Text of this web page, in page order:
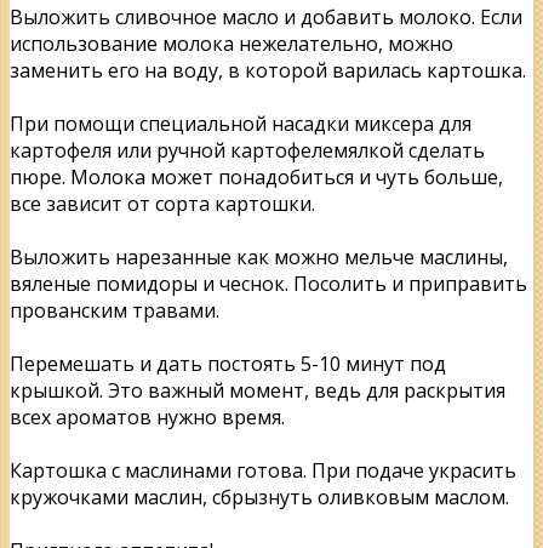
Выложить сливочное масло и добавить молоко. Если
использование молока нежелательно, можно
заменить его на воду, в которой варилась картошка.
При помощи специальной насадки миксера для
картофеля или ручной картофелемялкой сделать
пюре. Молока может понадобиться и чуть больше,
все зависит от сорта картошки.
Выложить нарезанные как можно мельче маслины,
вяленые помидоры и чеснок. Посолить и приправить
прованским травами.
Перемешать и дать постоять 5-10 минут под
крышкой. Это важный момент, ведь для раскрытия
всех ароматов нужно время.
Картошка с маслинами готова. При подаче украсить
кружочками маслин, сбрызнуть оливковым маслом.